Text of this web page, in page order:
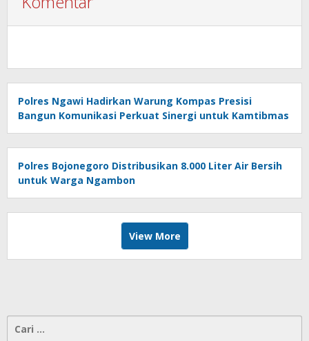
Polres Ngawi Hadirkan Warung Kompas Presisi
Bangun Komunikasi Perkuat Sinergi untuk Kamtibmas
Polres Bojonegoro Distribusikan 8.000 Liter Air Bersih
untuk Warga Ngambon
View More
untuk: